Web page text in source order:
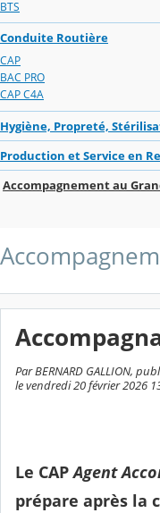
BTS
Conduite Routière
CAP
BAC PRO
CAP C4A
Hygiène, Propreté,
Production et Service en
Accompagnement au
Par BERNARD GALLION,
le vendredi 20 février 2026
Le CAPAgent
prépare après la